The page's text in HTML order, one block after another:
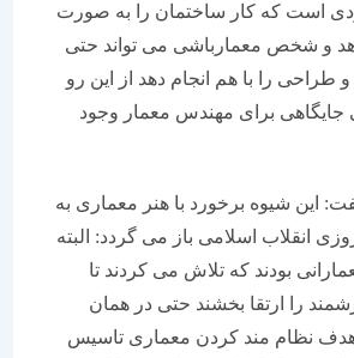
که کار ساختمان را به صورت
معمارباشی می تواند حتی
را با هم انجام دهد از این رو
برای مهندس معمار وجود
شیوه برخورد با هنر معماری به
اسلامی باز می گردد: البته
بودند که تلاش می کردند تا
را ارتقا بخشند حتی در همان
نظام مند کردن معماری تاسیس